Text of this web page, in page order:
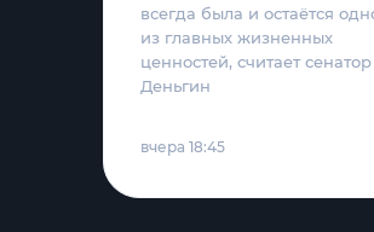
всегда была и остаётся
из главных жизненных
ценностей, считает сенатор
Деньгин
вчера 18:45